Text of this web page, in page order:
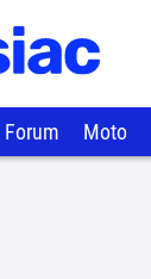
Forum Moto